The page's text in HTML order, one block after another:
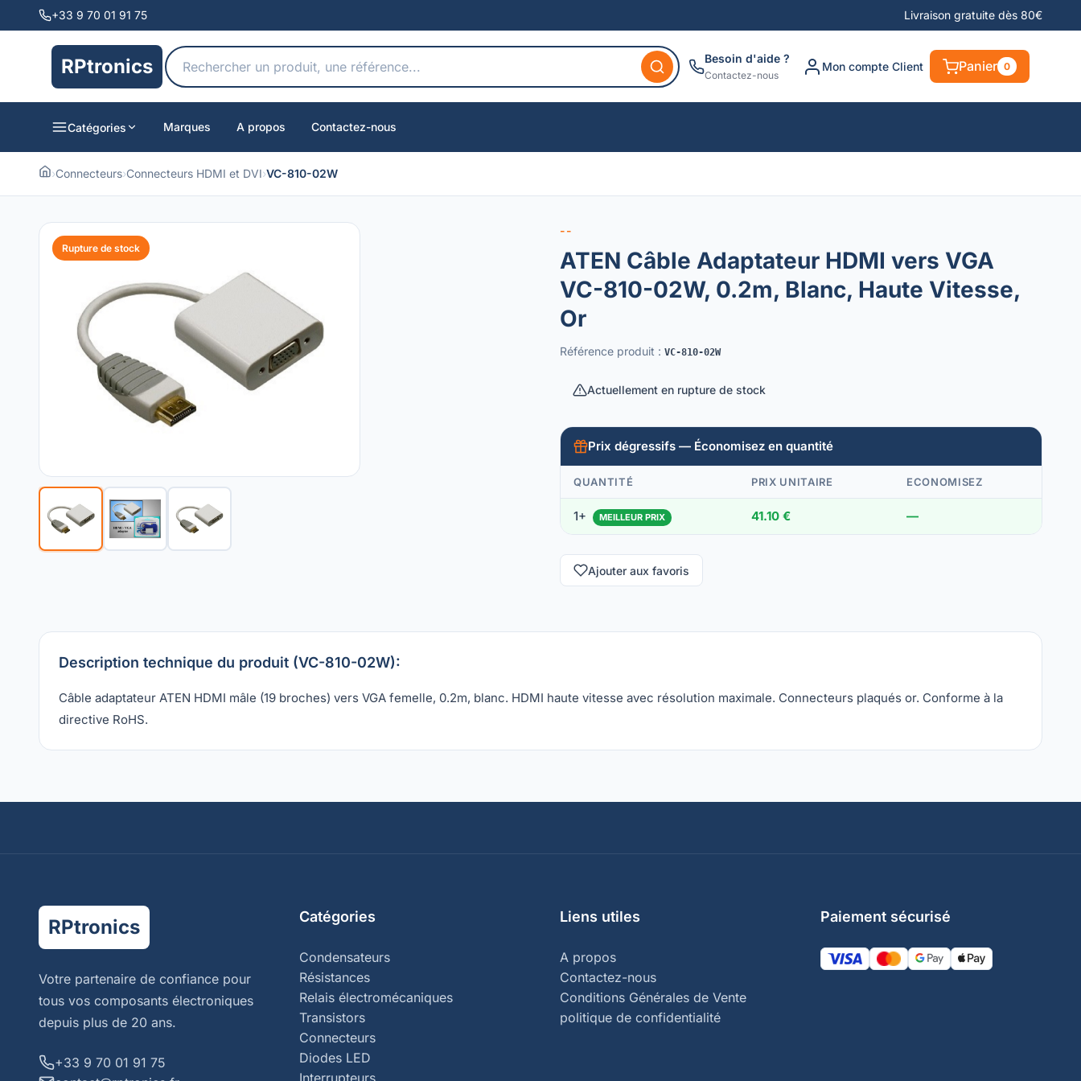
+33 9 70 01 91 75 Livraison gratuite dès 80€
RPtronics Besoin d'aide ?
Contactez-nous
Mon compte Client Panier 0
Catégories Marques A propos Contactez-nous
›Connecteurs›Connecteurs HDMI et DVI›VC-810-02W
Rupture de stock
--
ATEN Câble Adaptateur HDMI vers VGA
VC-810-02W, 0.2m, Blanc, Haute Vitesse,
Or
Référence produit : VC-810-02W
Actuellement en rupture de stock
Prix dégressifs — Économisez en quantité
QUANTITÉ PRIX UNITAIRE ECONOMISEZ
1+ MEILLEUR PRIX 41.10 € —
Ajouter aux favoris
Description technique du produit (VC-810-02W):
Câble adaptateur ATEN HDMI mâle (19 broches) vers VGA femelle, 0.2m, blanc. HDMI haute vitesse avec résolution maximale. Connecteurs plaqués or. Conforme à la
directive RoHS.
RPtronics
Votre partenaire de confiance pour
tous vos composants électroniques
depuis plus de 20 ans.
+33 9 70 01 91 75
Catégories
Condensateurs
Résistances
Relais électromécaniques
Transistors
Connecteurs
Diodes LED
Interrupteurs
Liens utiles
A propos
Contactez-nous
Conditions Générales de Vente
politique de confidentialité
Paiement sécurisé